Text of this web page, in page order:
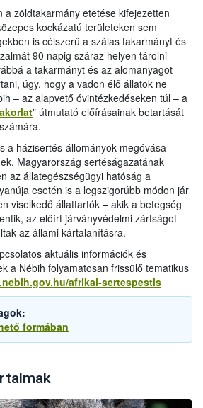
a zöldtakarmány etetése kifejezetten
kockázatú területeken sem
is célszerű a szálas takarmányt és
90 napig száraz helyen tárolni
a takarmányt és az alomanyagot
úgy, hogy a vadon élő állatok ne
– az alapvető óvintézkedéseken túl – a
” útmutató előírásainak betartását
a házisertés-állományok megóvása
Magyarország sertéságazatának
az állategészségügyi hatóság a
esetén is a legszigorúbb módon jár
viselkedő állattartók – akik a betegség
az előírt járványvédelmi zártságot
az állami kártalanításra.
aktuális információk és
a Nébih folyamatosan frissülő tematikus
afrikai-sertespestis
formában